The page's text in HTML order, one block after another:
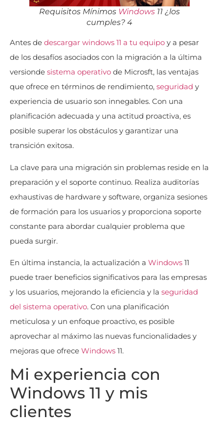
Requisitos Mínimos Windows 11 ¿los
cumples? 4
Antes de descargar windows 11 a tu equipo y a pesar
de los desafíos asociados con la migración a la última
versionde sistema operativo de Microsft, las ventajas
que ofrece en términos de rendimiento, seguridad y
experiencia de usuario son innegables. Con una
planificación adecuada y una actitud proactiva, es
posible superar los obstáculos y garantizar una
transición exitosa.
La clave para una migración sin problemas reside en la
preparación y el soporte continuo. Realiza auditorías
exhaustivas de hardware y software, organiza sesiones
de formación para los usuarios y proporciona soporte
constante para abordar cualquier problema que
pueda surgir.
En última instancia, la actualización a Windows 11
puede traer beneficios significativos para las empresas
y los usuarios, mejorando la eficiencia y la seguridad
del sistema operativo. Con una planificación
meticulosa y un enfoque proactivo, es posible
aprovechar al máximo las nuevas funcionalidades y
mejoras que ofrece Windows 11.
Mi experiencia con
Windows 11 y mis
clientes